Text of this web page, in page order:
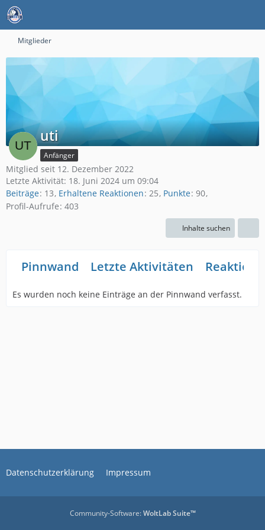
Mitglieder
uti
Anfänger
Mitglied seit 12. Dezember 2022
Letzte Aktivität: 18. Juni 2024 um 09:04
Beiträge 13 Erhaltene Reaktionen 25 Punkte 90
Profil-Aufrufe 403
Inhalte suchen
Pinnwand Letzte Aktivitäten
Es wurden noch keine Einträge an der Pinnwand verfasst.
Datenschutzerklärung Impressum
Community-Software:WoltLab Suite™